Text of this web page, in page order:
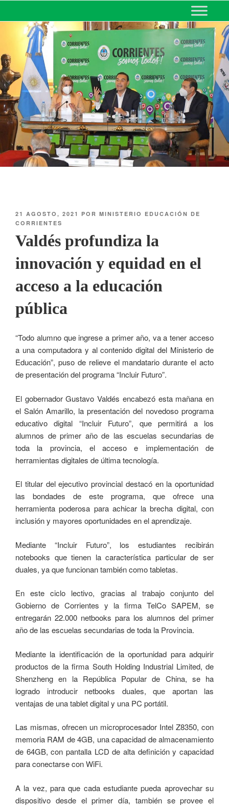
MINISTERIO DE EDUCACIÓN
DE CORRIENTES
21 AGOSTO, 2021 POR MINISTERIO EDUCACIÓN DE
CORRIENTES
Valdés profundiza la
innovación y equidad en el
acceso a la educación
pública
“Todo alumno que ingrese a primer año, va a tener acceso
a una computadora y al contenido digital del Ministerio de
Educación”, puso de relieve el mandatario durante el acto
de presentación del programa “Incluir Futuro”.
El gobernador Gustavo Valdés encabezó esta mañana en
el Salón Amarillo, la presentación del novedoso programa
educativo digital “Incluir Futuro”, que permitirá a los
alumnos de primer año de las escuelas secundarias de
toda la provincia, el acceso e implementación de
herramientas digitales de última tecnología.
El titular del ejecutivo provincial destacó en la oportunidad
las bondades de este programa, que ofrece una
herramienta poderosa para achicar la brecha digital, con
inclusión y mayores oportunidades en el aprendizaje.
Mediante “Incluir Futuro”, los estudiantes recibirán
notebooks que tienen la característica particular de ser
duales, ya que funcionan también como tabletas.
En este ciclo lectivo, gracias al trabajo conjunto del
Gobierno de Corrientes y la firma TelCo SAPEM, se
entregarán 22.000 netbooks para los alumnos del primer
año de las escuelas secundarias de toda la Provincia.
Mediante la identificación de la oportunidad para adquirir
productos de la firma South Holding Industrial Limited, de
Shenzheng en la República Popular de China, se ha
logrado introducir netbooks duales, que aportan las
ventajas de una tablet digital y una PC portátil.
Las mismas, ofrecen un microprocesador Intel Z8350, con
memoria RAM de 4GB, una capacidad de almacenamiento
de 64GB, con pantalla LCD de alta definición y capacidad
para conectarse con WiFi.
A la vez, para que cada estudiante pueda aprovechar su
dispositivo desde el primer día, también se provee el